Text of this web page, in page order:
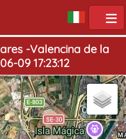
-Valencina de la
09 17:23:12